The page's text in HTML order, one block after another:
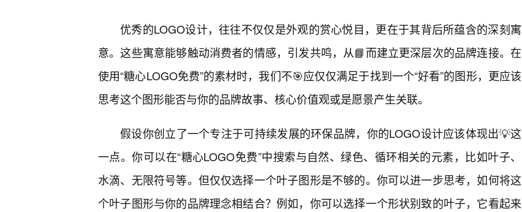
优秀的LOGO设计，往往不仅仅是外观的赏心悦目，更在于其背后所蕴含的深刻寓
意。这些寓意能够触动消费者的情感，引发共鸣，从📘而建立更深层次的品牌连接。在
使用“糖心LOGO免费”的素材时，我们不🎯应仅仅满足于找到一个“好看”的图形，更应该
思考这个图形能否与你的品牌故事、核心价值观或是愿景产生关联。
假设你创立了一个专注于可持续发展的环保品牌，你的LOGO设计应该体现出💡这
一点。你可以在“糖心LOGO免费”中搜索与自然、绿色、循环相关的元素，比如叶子、
水滴、无限符号等。但仅仅选择一个叶子图形是不够的。你可以进一步思考，如何将这
个叶子图形与你的品牌理念相结合？例如，你可以选择一个形状别致的叶子，它看起来